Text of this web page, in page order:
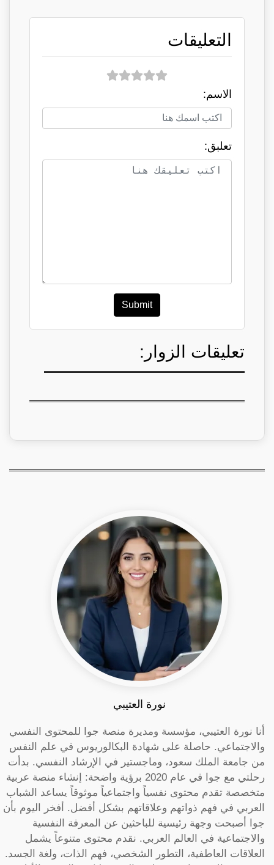
التعليقات
الاسم:
تعلبق:
Submit
تعليقات الزوار:
نورة العتيبي
أنا نورة العتيبي، مؤسسة ومديرة منصة جوا للمحتوى النفسي
والاجتماعي. حاصلة على شهادة البكالوريوس في علم النفس
من جامعة الملك سعود، وماجستير في الإرشاد النفسي. بدأت
رحلتي مع جوا في عام 2020 برؤية واضحة: إنشاء منصة عربية
متخصصة تقدم محتوى نفسياً واجتماعياً موثوقاً يساعد الشباب
العربي في فهم ذواتهم وعلاقاتهم بشكل أفضل. أفخر اليوم بأن
جوا أصبحت وجهة رئيسية للباحثين عن المعرفة النفسية
والاجتماعية في العالم العربي. نقدم محتوى متنوعاً يشمل
العلاقات العاطفية، التطور الشخصي، فهم الذات، ولغة الجسد.